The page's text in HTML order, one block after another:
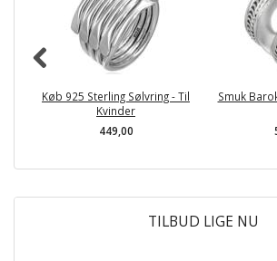
Køb 925 Sterling Sølvring - Til
Kvinder
449,00
Smuk
TILBUD LIGE NU